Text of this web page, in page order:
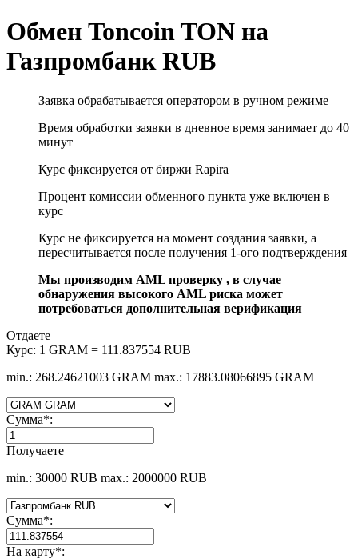
Обмен Toncoin TON на
Газпромбанк RUB
Заявка обрабатывается оператором в ручном режиме
Время обработки заявки в дневное время занимает до 40
минут
Курс фиксируется от биржи Rapira
Процент комиссии обменного пункта уже включен в
курс
Курс не фиксируется на момент создания заявки, а
пересчитывается после получения 1-ого подтверждения
Мы производим AML проверку , в случае
обнаружения высокого AML риска может
потребоваться дополнительная верификация
Отдаете
Курс: 1 GRAM = 111.837554 RUB
min.: 268.24621003 GRAM max.: 17883.08066895 GRAM
Сумма*:
Получаете
min.: 30000 RUB max.: 2000000 RUB
Сумма*:
На карту*: